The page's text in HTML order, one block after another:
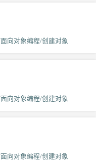
面向对象编程 创建对象
面向对象编程 创建对象
面向对象编程 创建对象